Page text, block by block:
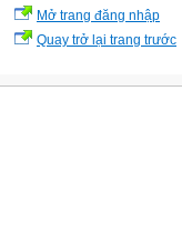
Mở trang đăng nhập
Quay trở lại trang trước